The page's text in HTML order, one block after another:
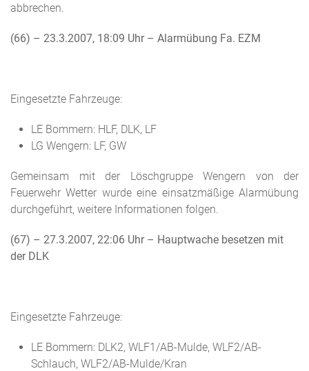
abbrechen.
(66) – 23.3.2007, 18:09 Uhr – Alarmübung Fa. EZM
Eingesetzte Fahrzeuge:
LE Bommern: HLF, DLK, LF
LG Wengern: LF, GW
Gemeinsam mit der Löschgruppe Wengern von der
Feuerwehr Wetter wurde eine einsatzmäßige Alarmübung
durchgeführt, weitere Informationen folgen.
(67) – 27.3.2007, 22:06 Uhr – Hauptwache besetzen mit
der DLK
Eingesetzte Fahrzeuge:
LE Bommern: DLK2, WLF1/AB-Mulde, WLF2/AB-
Schlauch, WLF2/AB-Mulde/Kran